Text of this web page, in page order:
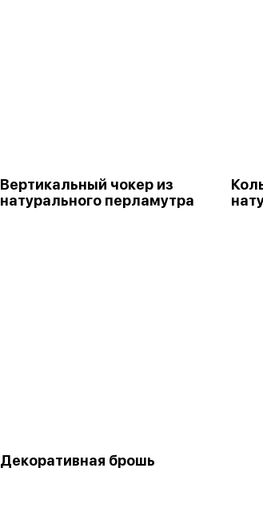
Вертикальный чокер из
натурального перламутра
Декоративная брошь